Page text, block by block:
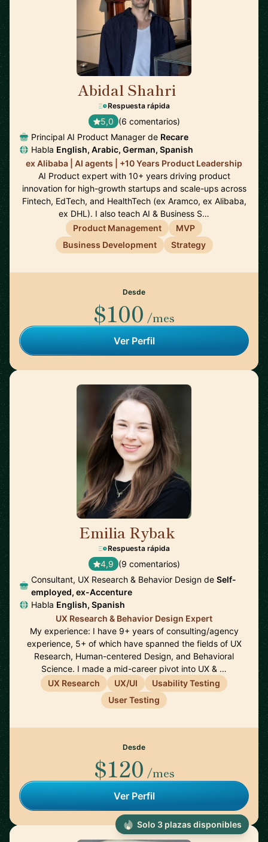
Abidal Shahri
Respuesta rápida
5,0 (6 comentarios)
Principal AI Product Manager de Recare
Habla English, Arabic, German, Spanish
ex Alibaba | AI agents | +10 Years Product Leadership
AI Product expert with 10+ years driving product
innovation for high-growth startups and scale-ups across
Fintech, EdTech, and HealthTech (ex Aramco, ex Alibaba,
ex DHL). I also teach AI & Business S…
Product Management
MVP
Business Development
Strategy
Desde
$100 /mes
Ver Perfil
Emilia Rybak
Respuesta rápida
4,9 (9 comentarios)
Consultant, UX Research & Behavior Design de Self-
employed, ex-Accenture
Habla English, Spanish
UX Research & Behavior Design Expert
My experience: I have 9+ years of consulting/agency
experience, 5+ of which have spanned the fields of UX
Research, Human-centered Design, and Behavioral
Science. I made a mid-career pivot into UX & …
UX Research
UX/UI
Usability Testing
User Testing
Desde
$120 /mes
Ver Perfil
Solo 3 plazas disponibles